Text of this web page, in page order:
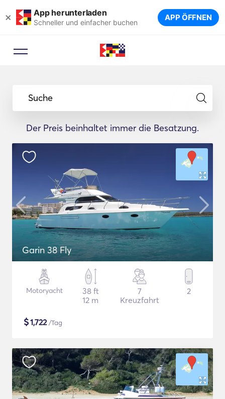
× App herunterladen
Schneller und einfacher buchen APP ÖFFNEN
Suche
Der Preis beinhaltet immer die Besatzung.
Garin 38 Fly
Motoryacht
38 ft
12 m
7
Kreuzfahrt
2
$1,722/Tag